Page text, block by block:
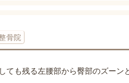
骨院
ても残る左腰部から臀部のズーン